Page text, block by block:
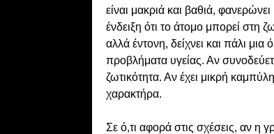
είναι μακριά και βαθιά,
ένδειξη ότι το άτομο μπορεί στη
αλλά έντονη, δείχνει και πάλι
προβλήματα υγείας. Αν
ζωτικότητα. Αν έχει μικρή
χαρακτήρα.
Σε ό,τι αφορά στις σχέσεις, αν η